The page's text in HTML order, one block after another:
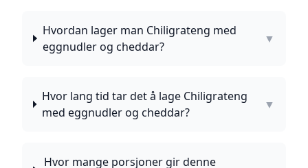
Hvordan lager man Chiligrateng med
eggnudler og cheddar?
▼
Hvor lang tid tar det å lage Chiligrateng
med eggnudler og cheddar?
▼
Hvor mange porsjoner gir denne